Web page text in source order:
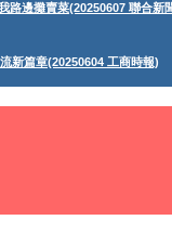
路邊攤賣菜(20250607 聯合
新篇章(20250604 工商時報)